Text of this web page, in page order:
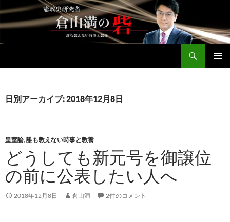
テ
ン
へ
ッ
日別アーカイブ: 2018年12月8日
皇室論,誰も教えない時事と教養
どうしても新元号を御譲位
の前に公表したい人へ
2018年12月8日 倉山満 2件のコメント